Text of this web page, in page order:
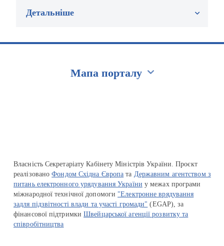
Детальніше
Мапа порталу
Власність Секретаріату Кабінету Міністрів України. Проєкт
реалізованоФондом Східна Європа та Державним агентством з
питань електронного урядування України у межах програми
міжнародної технічної допомоги "Електронне врядування
задля підзвітності влади та участі громади" (EGAP), за
фінансової підтримкиШвейцарської агенції розвитку та
співробітництва